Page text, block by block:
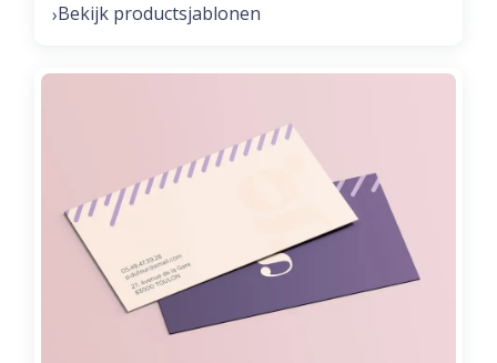
›Bekijk productsjablonen